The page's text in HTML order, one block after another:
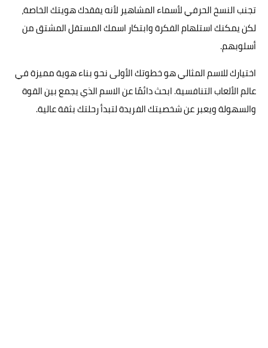
تجنب النسخ الحرفي لأسماء المشاهير لأنه يفقدك هويتك الخاصة،
لكن يمكنك استلهام الفكرة وابتكار اسمك المستقل المشتق من
أسلوبهم.
اختيارك للاسم المثالي هو خطوتك الأولى نحو بناء هوية مميزة في
عالم الألعاب التنافسية. ابحث دائمًا عن الاسم الذي يجمع بين القوة
والسهولة ويعبر عن شخصيتك الفريدة لتبدأ رحلتك بثقة عالية.